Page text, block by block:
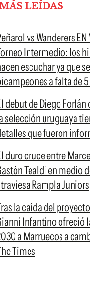
LEÍDAS
vs Wanderers
Intermedio: los
escuchar ya que
a falta de
debut de Diego
selección uruguaya
que fueron
duro cruce entre
Tealdi en medio
Rampla Juniors
la caída del
Infantino ofreció
a Marruecos a
Times